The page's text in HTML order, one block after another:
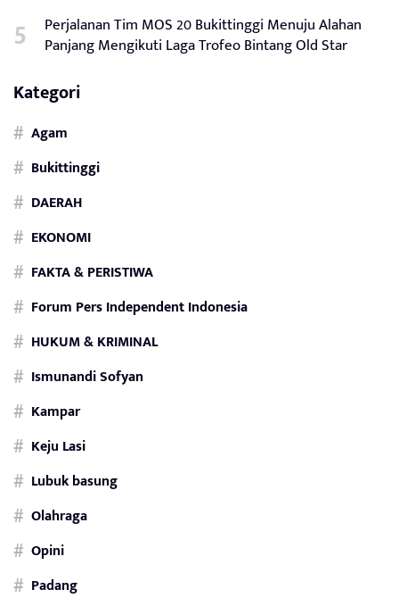
Perjalanan Tim MOS 20 Bukittinggi Menuju Alahan
Panjang Mengikuti Laga Trofeo Bintang Old Star
Kategori
Agam
Bukittinggi
DAERAH
EKONOMI
FAKTA & PERISTIWA
Forum Pers Independent Indonesia
HUKUM & KRIMINAL
Ismunandi Sofyan
Kampar
Keju Lasi
Lubuk basung
Olahraga
Opini
Padang